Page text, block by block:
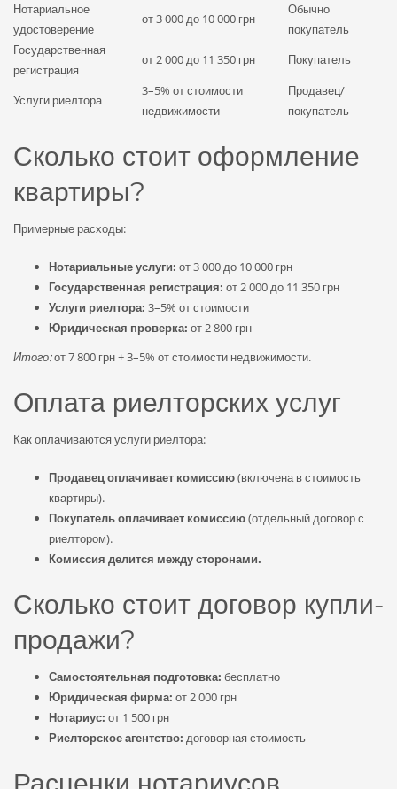
Нотариальное
удостоверение
от 3 000 до 10 000 грн
Обычно
покупатель
Государственная
регистрация
от 2 000 до 11 350 грн Покупатель
Услуги риелтора
3–5% от стоимости
недвижимости
Продавец/
покупатель
Сколько стоит оформление
квартиры?
Примерные расходы:
Нотариальные услуги: от 3 000 до 10 000 грн
Государственная регистрация: от 2 000 до 11 350 грн
Услуги риелтора: 3–5% от стоимости
Юридическая проверка: от 2 800 грн
Итого:от 7 800 грн + 3–5% от стоимости недвижимости.
Оплата риелторских услуг
Как оплачиваются услуги риелтора:
Продавец оплачивает комиссию(включена в стоимость
квартиры).
Покупатель оплачивает комиссию(отдельный договор с
риелтором).
Комиссия делится между сторонами.
Сколько стоит договор купли-
продажи?
Самостоятельная подготовка: бесплатно
Юридическая фирма: от 2 000 грн
Нотариус: от 1 500 грн
Риелторское агентство: договорная стоимость